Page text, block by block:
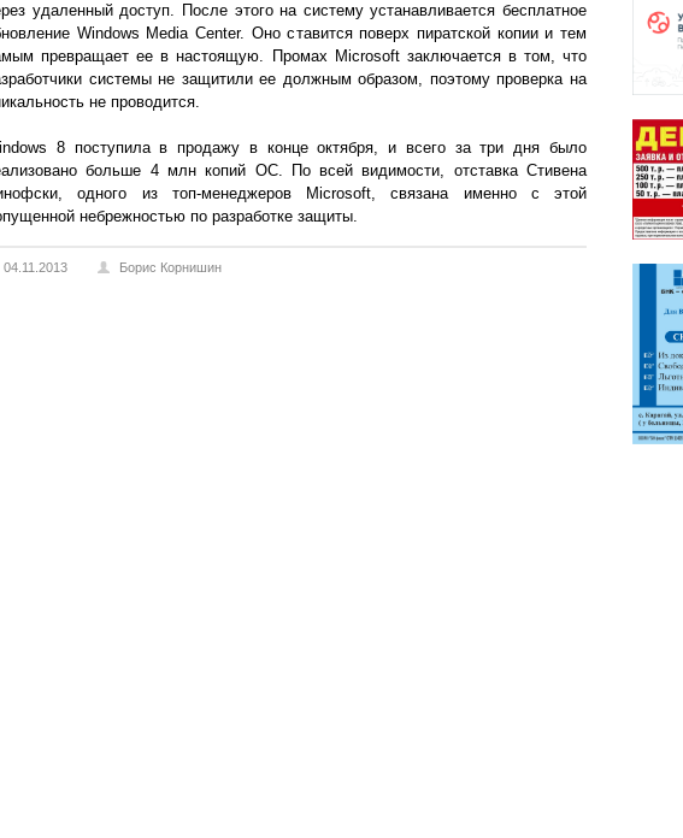
удаленный доступ. После этого на систему устанавливается бесплатное
Windows Media Center. Оно ставится поверх пиратской копии и тем
превращает ее в настоящую. Промах Microsoft заключается в том, что
системы не защитили ее должным образом, поэтому проверка на
не проводится.
8 поступила в продажу в конце октября, и всего за три дня было
больше 4 млн копий ОС. По всей видимости, отставка Стивена
одного из топ-менеджеров Microsoft, связана именно с этой
небрежностью по разработке защиты.
04.11.2013 Борис Корнишин